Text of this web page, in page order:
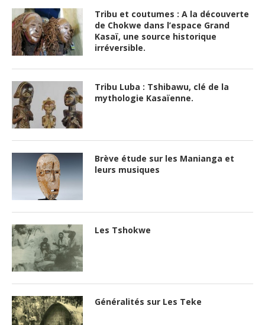
Tribu et coutumes : A la découverte
de Chokwe dans l’espace Grand
Kasaï, une source historique
irréversible.
Tribu Luba : Tshibawu, clé de la
mythologie Kasaïenne.
Brève étude sur les Manianga et
leurs musiques
Les Tshokwe
Généralités sur Les Teke